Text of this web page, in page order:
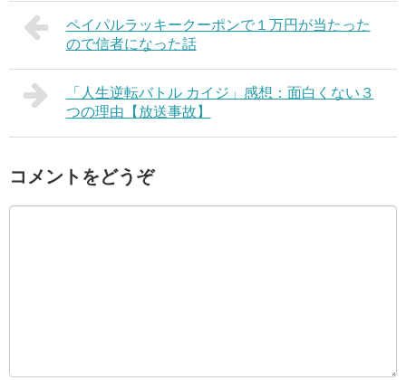
ペイパルラッキークーポンで１万円が当たった
ので信者になった話
「人生逆転バトル カイジ」感想：面白くない３
つの理由【放送事故】
コメントをどうぞ